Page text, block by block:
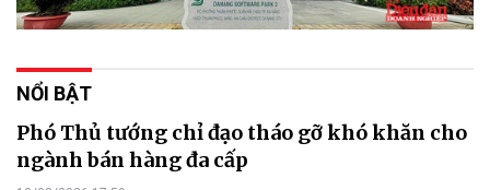
NỔI BẬT
Phó Thủ tướng chỉ đạo tháo gỡ khó khăn cho
ngành bán hàng đa cấp